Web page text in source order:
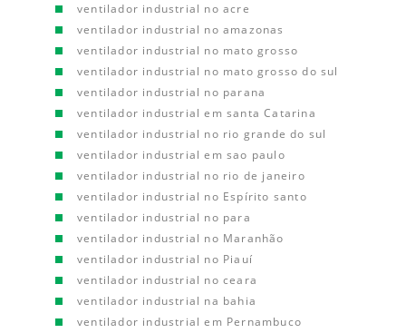
ventilador industrial no acre
ventilador industrial no amazonas
ventilador industrial no mato grosso
ventilador industrial no mato grosso do sul
ventilador industrial no parana
ventilador industrial em santa Catarina
ventilador industrial no rio grande do sul
ventilador industrial em sao paulo
ventilador industrial no rio de janeiro
ventilador industrial no Espírito santo
ventilador industrial no para
ventilador industrial no Maranhão
ventilador industrial no Piauí
ventilador industrial no ceara
ventilador industrial na bahia
ventilador industrial em Pernambuco